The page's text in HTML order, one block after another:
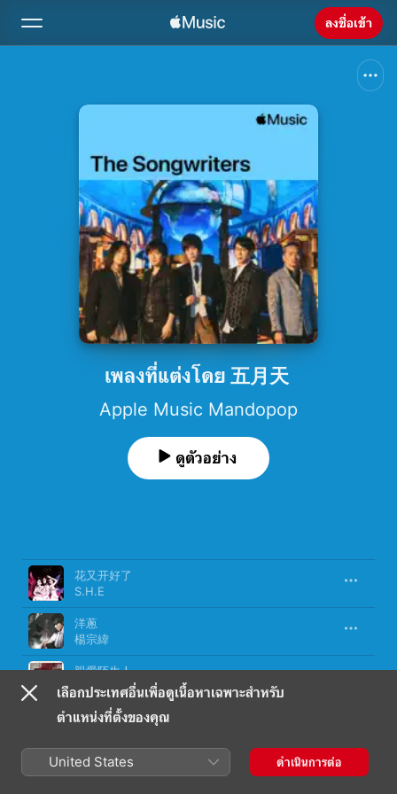
ลงชื่อเข้า
ติดตั้ง Apple Music
เพลงที่แต่งโดย 五月天
Apple Music Mandopop
ดูตัวอย่าง
เพลง เวลา
花又开好了
S.H.E
洋蔥
楊宗緯
親愛陌生人
丁噹
可樂戒指
花火
เลือกประเทศอื่นเพื่อดูเนื้อหาเฉพาะสำหรับ
ตำแหน่งที่ตั้งของคุณ
United States ดำเนินการต่อ